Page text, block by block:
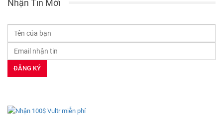
Nhận Tin Mới